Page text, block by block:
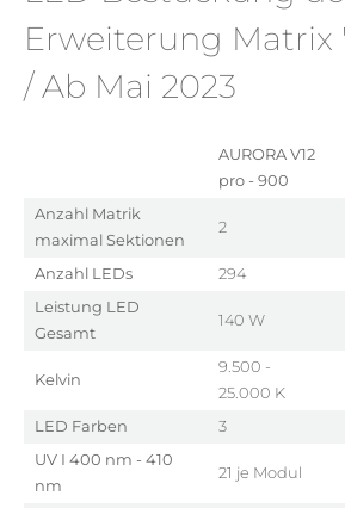
Erweiterung Matrix
/ Ab Mai 2023
AURORA V12
pro - 900
Anzahl Matrik
maximal Sektionen
2
Anzahl LEDs 294
Leistung LED
Gesamt
140 W
Kelvin
9.500 -
25.000 K
LED Farben
3
UV I 400 nm - 410
nm
21 je Modul